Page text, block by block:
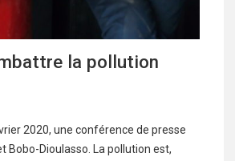
la pollution
2020, une conférence de presse
Bobo-Dioulasso. La pollution est,